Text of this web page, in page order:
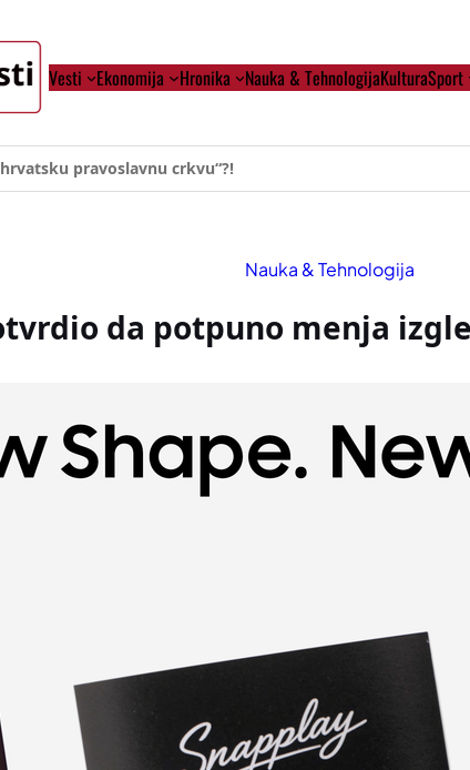
Vesti Ekonomija Hronika Nauka & TehnologijaKulturaSport
u dehumanizaciji Vučića
Nauka & Tehnologija
da potpuno menja